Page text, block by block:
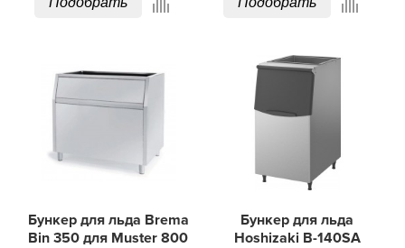
Бункер для льда Brema
Bin 350 для Muster 800
Бункер для льда
Hoshizaki B-140SA